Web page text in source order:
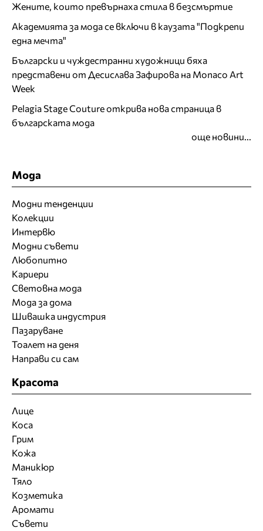
Жените, които превърнаха стила в безсмъртие
Академията за мода се включи в каузата "Подкрепи
една мечта"
Български и чуждестранни художници бяха
представени от Десислава Зафирова на Monaco Art
Week
Pelagia Stage Couture открива нова страница в
българската мода
още новини...
Мода
Модни тенденции
Колекции
Интервю
Модни съвети
Любопитно
Кариери
Световна мода
Мода за дома
Шивашка индустрия
Пазаруване
Тоалет на деня
Направи си сам
Красота
Лице
Коса
Грим
Кожа
Маникюр
Тяло
Козметика
Аромати
Съвети